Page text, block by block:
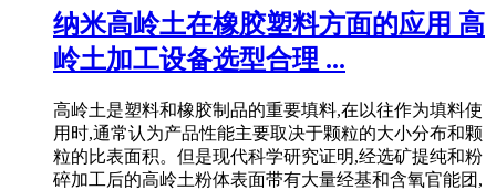
纳米高岭土在橡胶塑料方面的应用 高
岭土加工设备选型合理 ...
高岭土是塑料和橡胶制品的重要填料,在以往作为填料使
用时,通常认为产品性能主要取决于颗粒的大小分布和颗
粒的比表面积。但是现代科学研究证明,经选矿提纯和粉
碎加工后的高岭土粉体表面带有大量经基和含氧官能团,